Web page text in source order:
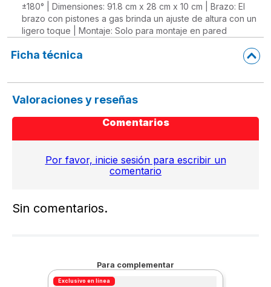
±180° | Dimensiones: 91.8 cm x 28 cm x 10 cm | Brazo: El
brazo con pistones a gas brinda un ajuste de altura con un
ligero toque | Montaje: Solo para montaje en pared
Ficha técnica
Valoraciones y reseñas
Comentarios
Por favor, inicie sesión para escribir un
comentario
Sin comentarios.
Para complementar
Exclusivo en línea